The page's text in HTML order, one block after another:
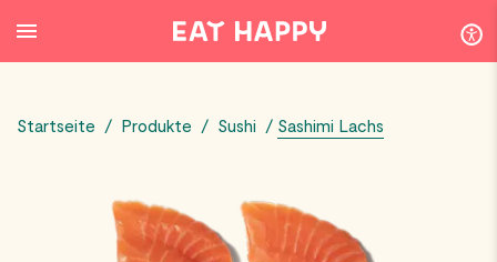
Startseite / Produkte / Sushi / Sashimi Lachs